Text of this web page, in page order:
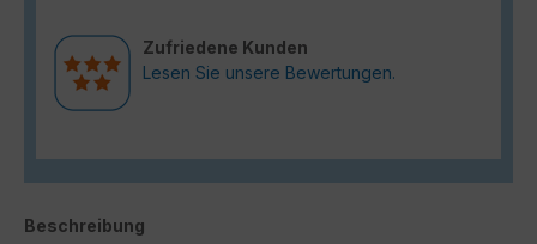
Zufriedene Kunden
Lesen Sie unsere Bewertungen.
Beschreibung